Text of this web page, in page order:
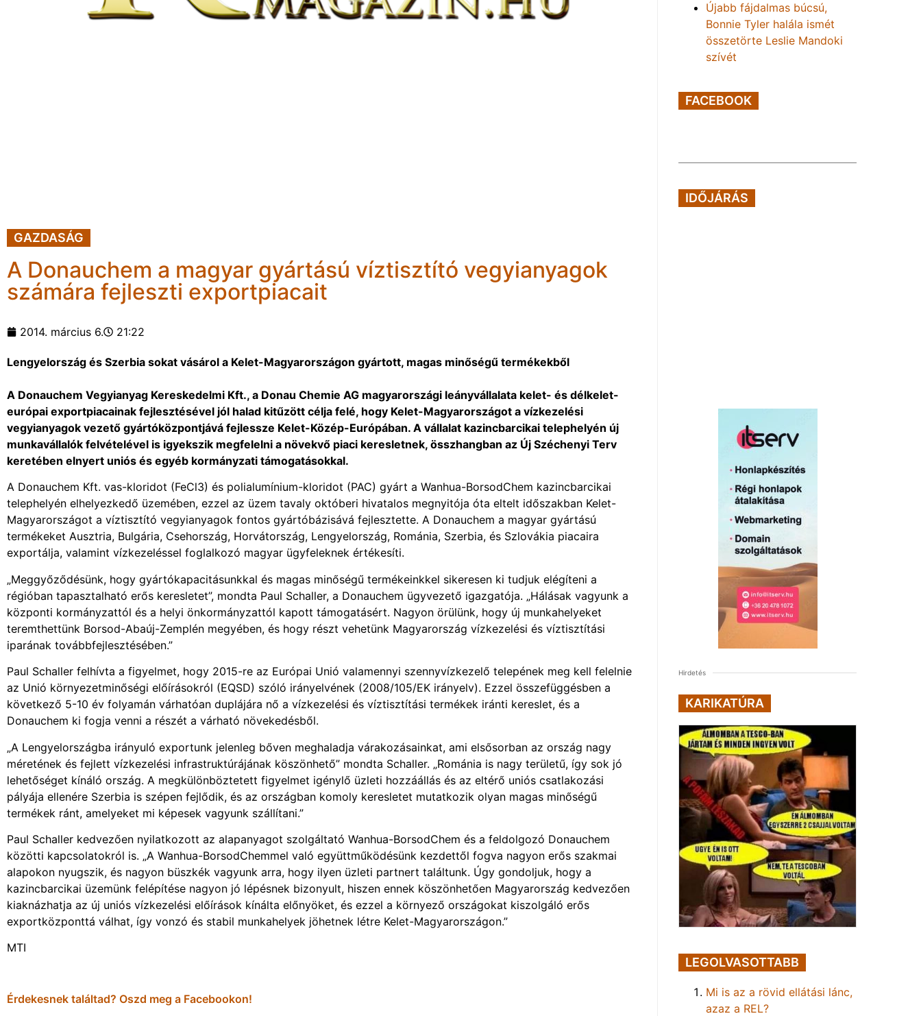
GAZDASÁG
A Donauchem a magyar gyártású víztisztító vegyianyagok
számára fejleszti exportpiacait
2014. március 6. 21:22
Lengyelország és Szerbia sokat vásárol a Kelet-Magyarországon gyártott, magas minőségű termékekből
A Donauchem Vegyianyag Kereskedelmi Kft., a Donau Chemie AG magyarországi leányvállalata kelet- és délkelet-
európai exportpiacainak fejlesztésével jól halad kitűzött célja felé, hogy Kelet-Magyarországot a vízkezelési
vegyianyagok vezető gyártóközpontjává fejlessze Kelet-Közép-Európában. A vállalat kazincbarcikai telephelyén új
munkavállalók felvételével is igyekszik megfelelni a növekvő piaci keresletnek, összhangban az Új Széchenyi Terv
keretében elnyert uniós és egyéb kormányzati támogatásokkal.
A Donauchem Kft. vas-kloridot (FeCl3) és polialumínium-kloridot (PAC) gyárt a Wanhua-BorsodChem kazincbarcikai
telephelyén elhelyezkedő üzemében, ezzel az üzem tavaly októberi hivatalos megnyitója óta eltelt időszakban Kelet-
Magyarországot a víztisztító vegyianyagok fontos gyártóbázisává fejlesztette. A Donauchem a magyar gyártású
termékeket Ausztria, Bulgária, Csehország, Horvátország, Lengyelország, Románia, Szerbia, és Szlovákia piacaira
exportálja, valamint vízkezeléssel foglalkozó magyar ügyfeleknek értékesíti.
„Meggyőződésünk, hogy gyártókapacitásunkkal és magas minőségű termékeinkkel sikeresen ki tudjuk elégíteni a
régióban tapasztalható erős keresletet”, mondta Paul Schaller, a Donauchem ügyvezető igazgatója. „Hálásak vagyunk a
központi kormányzattól és a helyi önkormányzattól kapott támogatásért. Nagyon örülünk, hogy új munkahelyeket
teremthettünk Borsod-Abaúj-Zemplén megyében, és hogy részt vehetünk Magyarország vízkezelési és víztisztítási
iparának továbbfejlesztésében.”
Paul Schaller felhívta a figyelmet, hogy 2015-re az Európai Unió valamennyi szennyvízkezelő telepének meg kell felelnie
az Unió környezetminőségi előírásokról (EQSD) szóló irányelvének (2008/105/EK irányelv). Ezzel összefüggésben a
következő 5-10 év folyamán várhatóan duplájára nő a vízkezelési és víztisztítási termékek iránti kereslet, és a
Donauchem ki fogja venni a részét a várható növekedésből.
„A Lengyelországba irányuló exportunk jelenleg bőven meghaladja várakozásainkat, ami elsősorban az ország nagy
méretének és fejlett vízkezelési infrastruktúrájának köszönhető” mondta Schaller. „Románia is nagy területű, így sok jó
lehetőséget kínáló ország. A megkülönböztetett figyelmet igénylő üzleti hozzáállás és az eltérő uniós csatlakozási
pályája ellenére Szerbia is szépen fejlődik, és az országban komoly keresletet mutatkozik olyan magas minőségű
termékek ránt, amelyeket mi képesek vagyunk szállítani.”
Paul Schaller kedvezően nyilatkozott az alapanyagot szolgáltató Wanhua-BorsodChem és a feldolgozó Donauchem
közötti kapcsolatokról is. „A Wanhua-BorsodChemmel való együttműködésünk kezdettől fogva nagyon erős szakmai
alapokon nyugszik, és nagyon büszkék vagyunk arra, hogy ilyen üzleti partnert találtunk. Úgy gondoljuk, hogy a
kazincbarcikai üzemünk felépítése nagyon jó lépésnek bizonyult, hiszen ennek köszönhetően Magyarország kedvezően
kiaknázhatja az új uniós vízkezelési előírások kínálta előnyöket, és ezzel a környező országokat kiszolgáló erős
exportközponttá válhat, így vonzó és stabil munkahelyek jöhetnek létre Kelet-Magyarországon.”
MTI
Érdekesnek találtad? Oszd meg a Facebookon!
Újabb fájdalmas búcsú,
Bonnie Tyler halála ismét
összetörte Leslie Mandoki
szívét
FACEBOOK
IDŐJÁRÁS
Hirdetés
KARIKATÚRA
LEGOLVASOTTABB
Mi is az a rövid ellátási lánc,
azaz a REL?